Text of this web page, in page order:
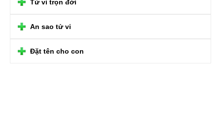
Tử vi trọn đời
An sao tử vi
Đặt tên cho con